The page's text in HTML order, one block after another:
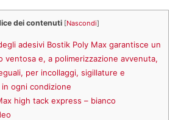
dei contenuti [Nascondi]
adesivi Bostik Poly Max garantisce un
ventosa e, a polimerizzazione avvenuta,
per incollaggi, sigillature e
ogni condizione
high tack express – bianco